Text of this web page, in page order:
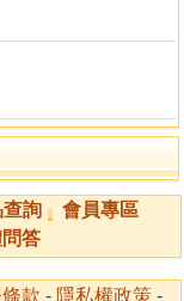
詢
會員專區
答
款 - 隱私權政策 -